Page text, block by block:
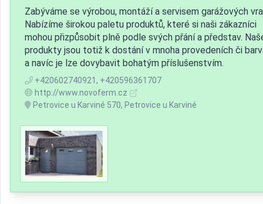
Zabýváme se výrobou, montáží a servisem garážových
Nabízíme širokou paletu produktů, které si naši zákazníci
mohou přizpůsobit plně podle svých přání a představ.
produkty jsou totiž k dostání v mnoha provedeních či
a navíc je lze dovybavit bohatým příslušenstvím.
+420602740921, +420596361707
http://www.novoferm.cz
Petrovice u Karviné 570, Petrovice u Karviné